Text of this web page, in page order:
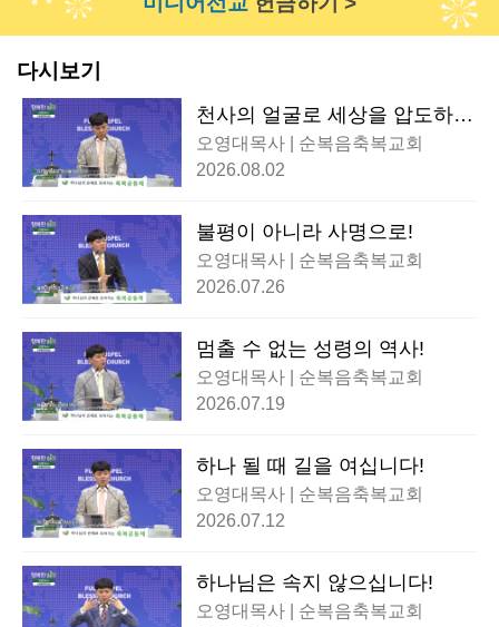
다시보기
천사의 얼굴로 세상을 압도하
다!
오영대목사 | 순복음축복교회
2026.08.02
불평이 아니라 사명으로!
오영대목사 | 순복음축복교회
2026.07.26
멈출 수 없는 성령의 역사!
오영대목사 | 순복음축복교회
2026.07.19
하나 될 때 길을 여십니다!
오영대목사 | 순복음축복교회
2026.07.12
하나님은 속지 않으십니다!
오영대목사 | 순복음축복교회